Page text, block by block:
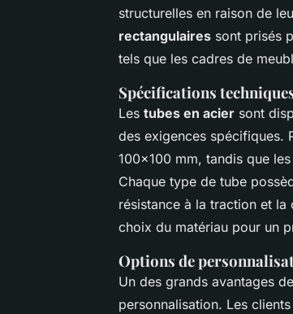
structurelles en raison de
rectangulaires sont prisés
tels que les cadres de
Spécifications
Les tubes en acier sont
des exigences spécifiques.
100x100 mm, tandis que
Chaque type de tube
résistance à la traction et
choix du matériau pour un
Options de
Un des grands avantages
personnalisation. Les